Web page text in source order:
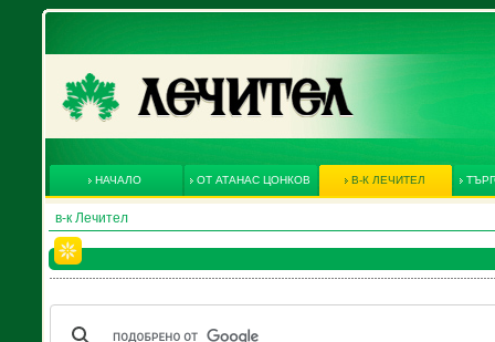
НАЧАЛО ОТ АТАНАС ЦОНКОВ В-К ЛЕЧИТЕЛ
в-к Лечител